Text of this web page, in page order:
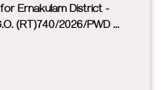
Ernakulam District -
(RT)740/2026/PWD ...